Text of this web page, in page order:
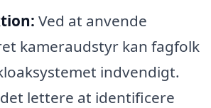
Ved at anvende
kameraudstyr kan fagfolk
indvendigt.
lettere at identificere